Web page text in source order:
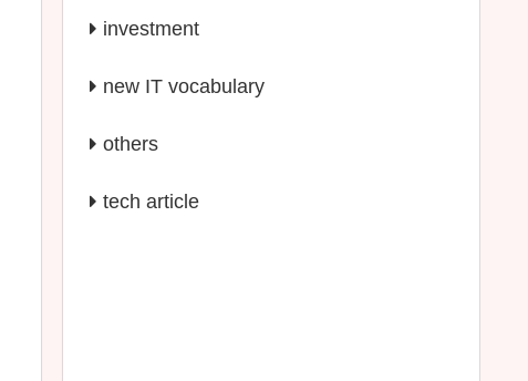
investment
new IT vocabulary
others
tech article